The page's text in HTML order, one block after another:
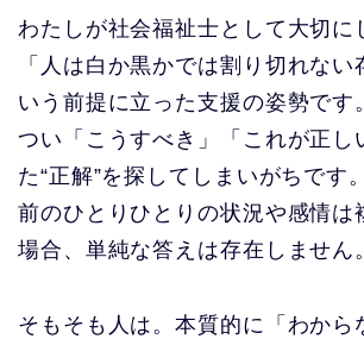
わたしが社会福祉士として大切に
「人は白か黒かでは割り切れない
いう前提に立った支援の姿勢です
つい「こうすべき」「これが正し
た“正解”を探してしまいがちです
前のひとりひとりの状況や感情は
場合、単純な答えは存在しません
そもそも人は。本質的に「わから